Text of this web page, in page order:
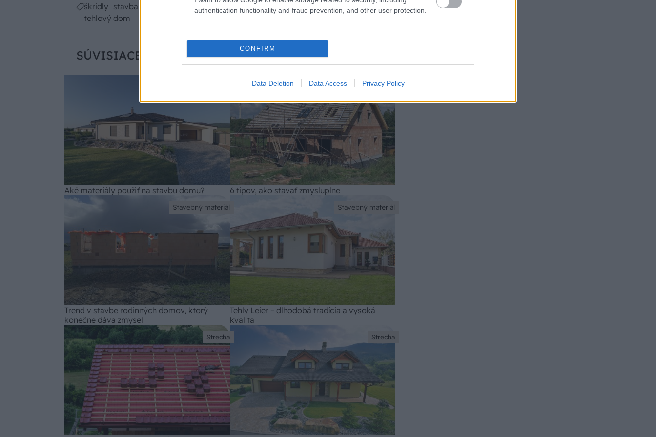
authentication functionality and fraud prevention, and other user protection.
CONFIRM
Data Deletion Data Access Privacy Policy
škridly stavba domu svojpomocne stavba strechy strešné krytiny
tehlový dom
SÚVISIACE
Aké materiály použiť na stavbu domu?
Stavebný materiál
6 tipov, ako stavať zmysluplne
Stavebný materiál
Trend v stavbe rodinných domov, ktorý
konečne dáva zmysel
Stavebný materiál
Tehly Leier – dlhodobá tradícia a vysoká
kvalita
Strecha Strecha